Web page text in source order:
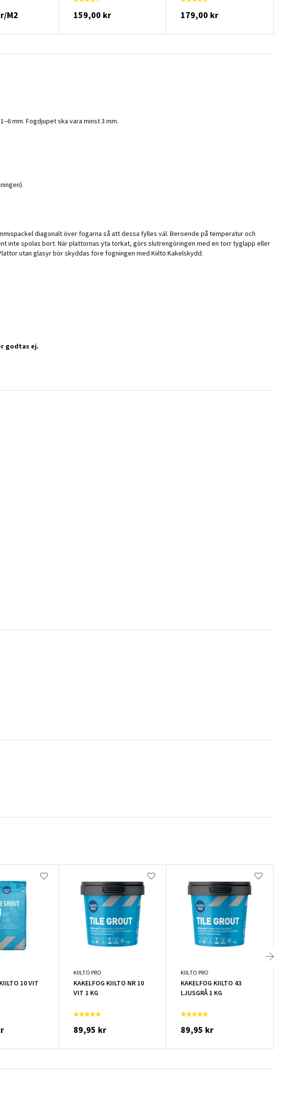
M2 159,00 kr 179,00 kr
mm. Fogdjupet ska vara minst 3 mm.
diagonalt över fogarna så att dessa fylles väl. Beroende på temperatur och
inte spolas bort. När plattornas yta torkat, görs slutrengöringen med en torr tyglapp eller
utan glasyr bör skyddas före fogningen med Kiilto Kakelskydd.
godtas ej.
10 VIT
KIILTO PRO
KAKELFOG KIILTO NR 10
VIT 1 KG
89,95 kr
KIILTO PRO
KAKELFOG KIILTO 43
LJUSGRÅ 1 KG
89,95 kr